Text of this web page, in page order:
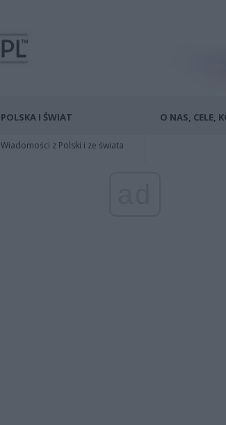
POLSKA I ŚWIAT
Wiadomości z Polski i ze świata
O NAS, CELE,